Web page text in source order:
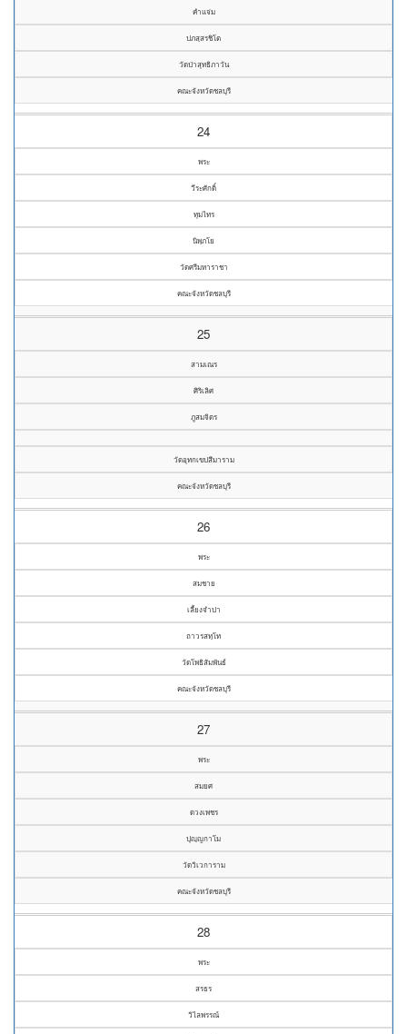
คำแจ่ม
ปภสฺสรชิโต
วัดป่าสุทธิภาวัน
คณะจังหวัดชลบุรี
24
พระ
วีระศักดิ์
ทุมไทร
นิพฺภโย
วัดศรีมหาราชา
คณะจังหวัดชลบุรี
25
สามเณร
ศิริเลิศ
ภูสมจิตร
วัดอุทกเขปสีมาราม
คณะจังหวัดชลบุรี
26
พระ
สมชาย
เลี้ยงจำปา
ถาวรสทฺโท
วัดโพธิสัมพันธ์
คณะจังหวัดชลบุรี
27
พระ
สมยศ
ดวงเพชร
ปุญฺญกาโม
วัดวิเวการาม
คณะจังหวัดชลบุรี
28
พระ
สรธร
วิไลพรรณ์